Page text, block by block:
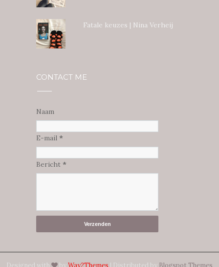
Fatale keuzes | Nina Verheij
CONTACT ME
Naam
E-mail *
Bericht *